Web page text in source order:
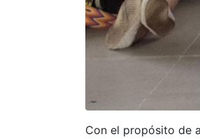
Con el propósito de